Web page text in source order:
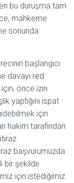
bu duruşma tam
mahkeme
sonunda
başlangıcı
davayı red
önce izin
yaptığını ispat
için
hakim tarafından
başvurumuzda
bir şekilde
için istediğimiz